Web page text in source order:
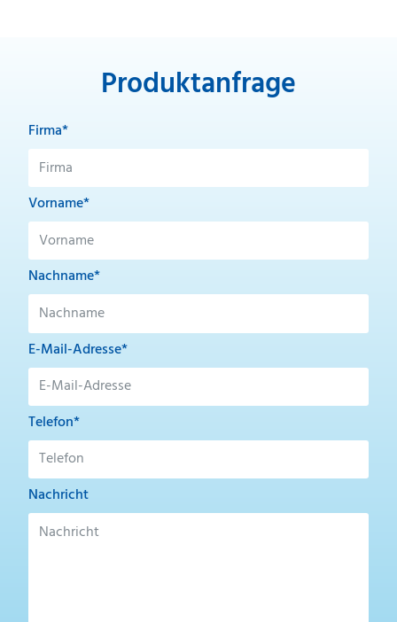
Produktanfrage
Firma*
Vorname*
Nachname*
E-Mail-Adresse*
Telefon*
Nachricht